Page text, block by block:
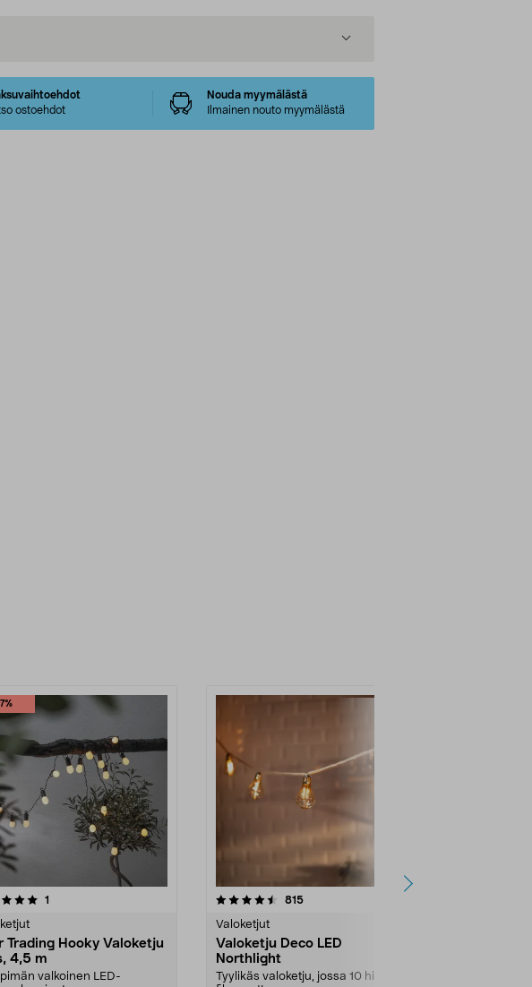
ostoehdot
Nouda myymälästä
Ilmainen nouto myymälästä
1
Trading Hooky Valoketju
4,5 m
valkoinen LED-
4.5 viidestä
815arvostelut
Valoketjut
Valoketju Deco LED
Northlight
Tyylikäs valoketju, jossa 10 hienoa
4.5 viidestä